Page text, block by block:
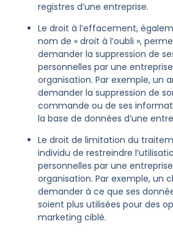
registres d’une entreprise.
Le droit à l’effacement,
nom de « droit à l’oubli »,
demander la suppression de
personnelles par une
organisation. Par exemple, un
demander la suppression de
commande ou de ses
la base de données d’une
Le droit de limitation du
individu de restreindre
personnelles par une
organisation. Par exemple, un
demander à ce que ses
soient plus utilisées pour des
marketing ciblé.